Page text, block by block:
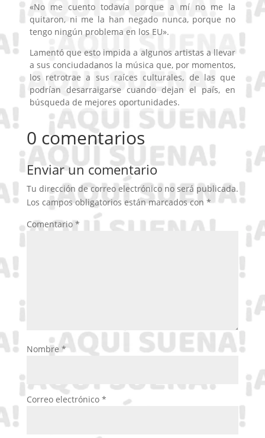
«No me cuento todavía porque a mí no me la
quitaron, ni me la han negado nunca, porque no
tengo ningún problema en los EU».
Lamentó que esto impida a algunos artistas a llevar
a sus conciudadanos la música que, por momentos,
los retrotrae a sus raíces culturales, de las que
podrían desarraigarse cuando dejan el país, en
búsqueda de mejores oportunidades.
0 comentarios
Enviar un comentario
Tu dirección de correo electrónico no será publicada.
Los campos obligatorios están marcados con *
Comentario *
Nombre *
Correo electrónico *